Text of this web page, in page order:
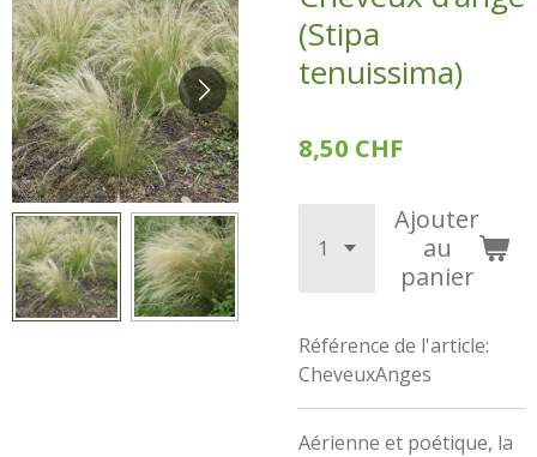
(Stipa
tenuissima)
8,50 CHF
Ajouter
au
panier
Référence de l'article:
CheveuxAnges
Aérienne et poétique, la